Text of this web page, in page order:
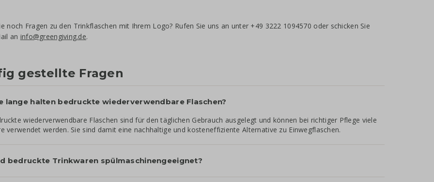
noch Fragen zu den Trinkflaschen mit Ihrem Logo? Rufen Sie uns an unter +49 3222 1094570 oder schicken Sie
an info@greengiving.de.
gestellte Fragen
lange halten bedruckte wiederverwendbare Flaschen?
wiederverwendbare Flaschen sind für den täglichen Gebrauch ausgelegt und können bei richtiger Pflege viele
verwendet werden. Sie sind damit eine nachhaltige und kosteneffiziente Alternative zu Einwegflaschen.
bedruckte Trinkwaren spülmaschinengeeignet?